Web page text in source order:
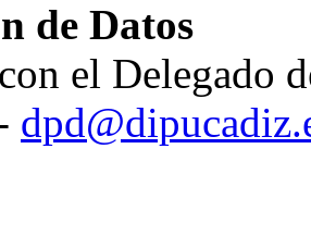
de Datos
el Delegado